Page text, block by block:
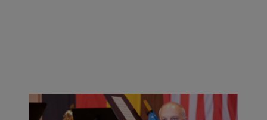
Dr. Nikolas Stihl, Vorsitzender des STIHL Beirats und Aufsichtsrats
begrüßte die Städtepartnerschaft zwischen Waiblingen und Virginia